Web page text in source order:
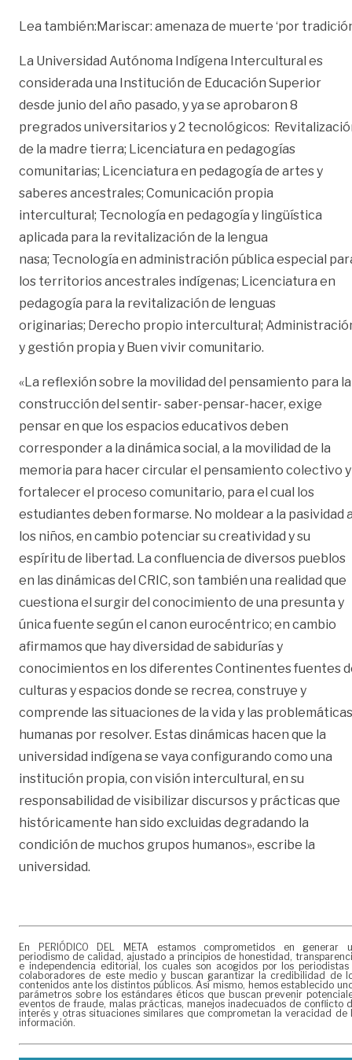
Lea también:Mariscar: amenaza de muerte ‘por
La Universidad Autónoma Indígena Intercultural es
considerada una Institución de Educación Superior
desde junio del año pasado, y ya se aprobaron 8
pregrados universitarios y 2 tecnológicos:
de la madre tierra; Licenciatura en pedagogías
comunitarias; Licenciatura en pedagogía de artes y
saberes ancestrales; Comunicación propia
intercultural; Tecnología en pedagogía y lingüística
aplicada para la revitalización de la lengua
nasa; Tecnología en administración pública especial
los territorios ancestrales indígenas; Licenciatura en
pedagogía para la revitalización de lenguas
originarias; Derecho propio intercultural;
y gestión propia y Buen vivir comunitario.
«La reflexión sobre la movilidad del pensamiento para la
construcción del sentir- saber-pensar-hacer, exige
pensar en que los espacios educativos deben
corresponder a la dinámica social, a la movilidad de la
memoria para hacer circular el pensamiento colectivo y
fortalecer el proceso comunitario, para el cual los
estudiantes deben formarse. No moldear a la pasividad
los niños, en cambio potenciar su creatividad y su
espíritu de libertad. La confluencia de diversos pueblos
en las dinámicas del CRIC, son también una realidad que
cuestiona el surgir del conocimiento de una presunta y
única fuente según el canon eurocéntrico; en cambio
afirmamos que hay diversidad de sabidurías y
conocimientos en los diferentes Continentes fuentes
culturas y espacios donde se recrea, construye y
comprende las situaciones de la vida y las problemáticas
humanas por resolver. Estas dinámicas hacen que la
universidad indígena se vaya configurando como una
institución propia, con visión intercultural, en su
responsabilidad de visibilizar discursos y prácticas que
históricamente han sido excluidas degradando la
condición de muchos grupos humanos», escribe la
universidad.
En PERIÓDICO DEL META estamos comprometidos en generar
periodismo de calidad, ajustado a principios de honestidad,
e independencia editorial, los cuales son acogidos por los periodistas
colaboradores de este medio y buscan garantizar la credibilidad de
contenidos ante los distintos públicos. Así mismo, hemos establecido
parámetros sobre los estándares éticos que buscan prevenir
eventos de fraude, malas prácticas, manejos inadecuados de conflicto
interés y otras situaciones similares que comprometan la veracidad de
información.